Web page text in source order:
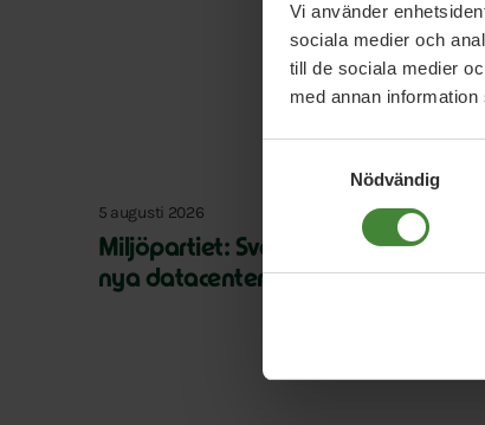
Vi använder
sociala medier och
till de sociala medier
med annan
Nödvändig
5 augusti 2026
Miljöpartiet: Sverige måste ställa
nya datacenter